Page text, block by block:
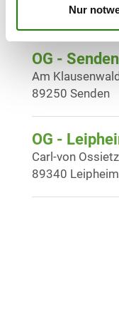
Nur
89284
OG -
Am
89250 Senden
OG -
Carl-von
89340 Leipheim